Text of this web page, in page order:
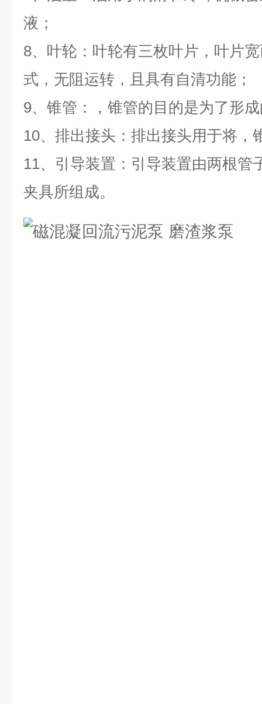
液；
8、叶轮：叶轮有三枚叶片，叶片
式，无阻运转，且具有自清功能；
9、锥管：，锥管的目的是为了形
10、排出接头：排出接头用于将，
11、引导装置：引导装置由两根管
夹具所组成。